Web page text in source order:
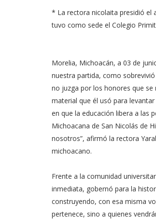
* La rectora nicolaita presidió el
tuvo como sede el Colegio
Morelia, Michoacán, a 03 de
nuestra partida, como
no juzga por los honores que
material que él usó para
en que la educación libera a las
Michoacana de San Nicolás de
nosotros”, afirmó la rectora
michoacano.
Frente a la comunidad
inmediata, gobernó para la
construyendo, con esa misma
pertenece, sino a quienes